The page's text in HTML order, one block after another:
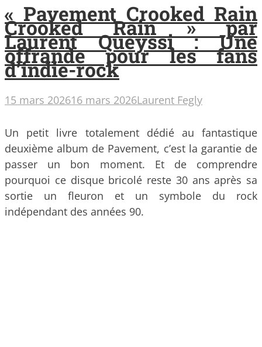
« Pavement Crooked Rain
Crooked Rain » par
Laurent Queyssi : Une
offrande pour les fans
d’indie-rock
15 mars 202616 mars 2026Laurent Fegly
Un petit livre totalement dédié au fantastique
deuxième album de Pavement, c’est la garantie de
passer un bon moment. Et de comprendre
pourquoi ce disque bricolé reste 30 ans après sa
sortie un fleuron et un symbole du rock
indépendant des années 90.